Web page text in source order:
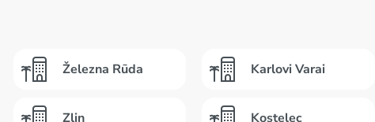
Železna Rūda
Zlin
Karlovi Varai
Kostelec